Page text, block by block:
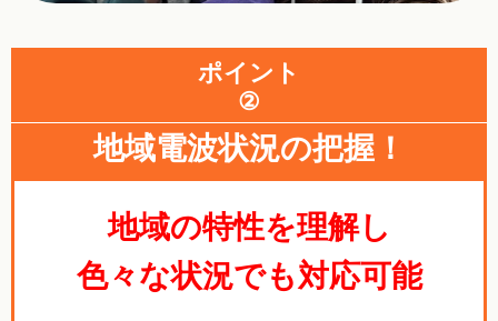
ポイント
②
地域電波状況の把握！
地域の特性を理解し
色々な状況でも対応可能